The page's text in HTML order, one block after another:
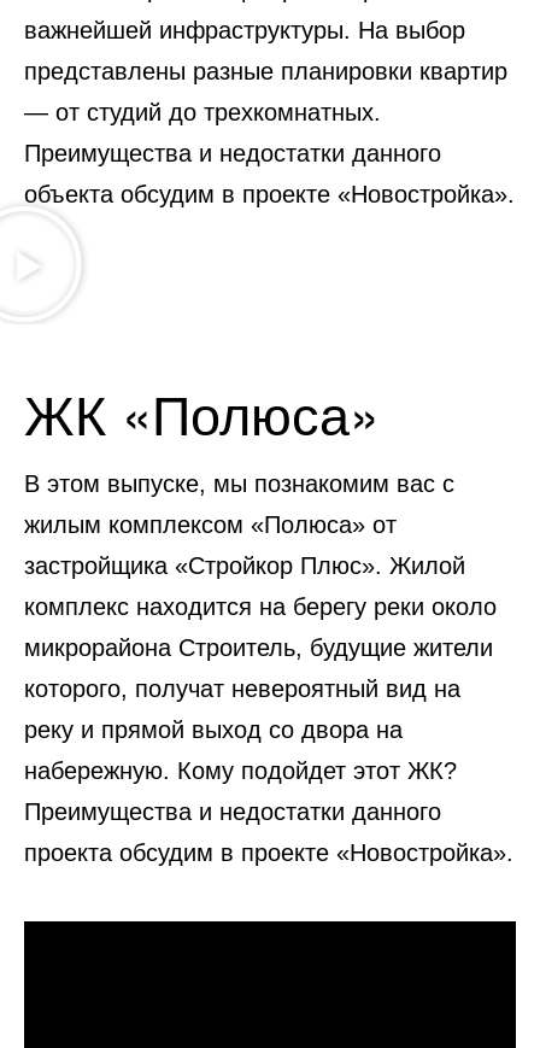
важнейшей инфраструктуры. На выбор
представлены разные планировки квартир
— от студий до трехкомнатных.
Преимущества и недостатки данного
объекта обсудим в проекте «Новостройка».
ЖК «Полюса»
В этом выпуске, мы познакомим вас с
жилым комплексом «Полюса» от
застройщика «Стройкор Плюс». Жилой
комплекс находится на берегу реки около
микрорайона Строитель, будущие жители
которого, получат невероятный вид на
реку и прямой выход со двора на
набережную. Кому подойдет этот ЖК?
Преимущества и недостатки данного
проекта обсудим в проекте «Новостройка».